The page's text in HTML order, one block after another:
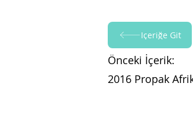
İçeriğe Git
Önceki İçerik:
2016 Propak